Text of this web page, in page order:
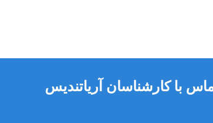
با کارشناسان آریاتندیس